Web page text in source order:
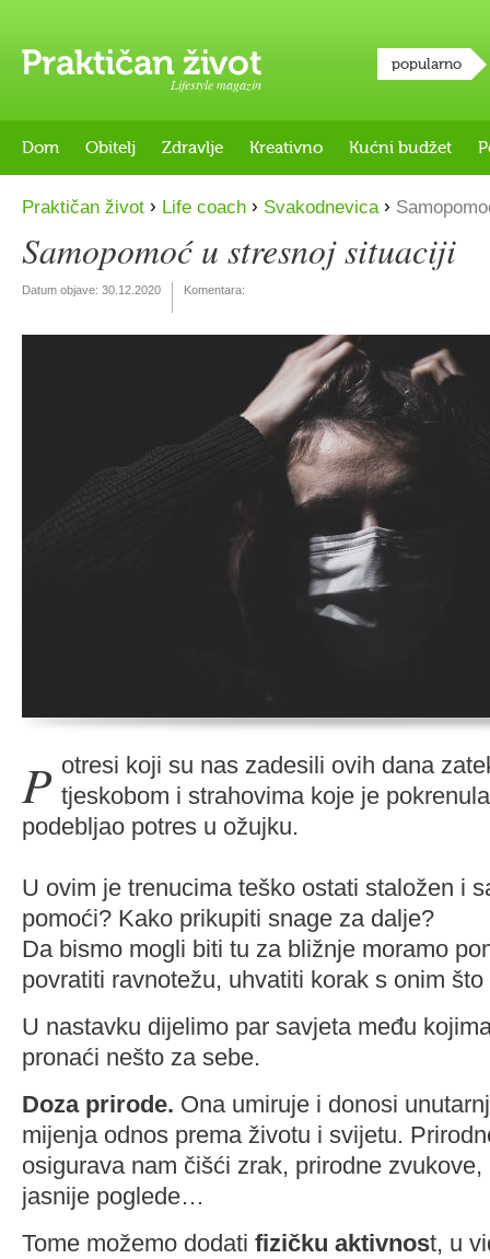
Lifestyle magazin
popularno
Dom Obitelj Zdravlje Kreativno Kućni budžet
Praktičan život › Life coach › Svakodnevica ›
Samopomoć u stresnoj situaciji
Datum objave: 30.12.2020 Komentara:
Potresi koji su nas zadesili ovih dana zatekli su nas načete tjeskobom i strahovima koje je
podebljao potres u ožujku.
U ovim je trenucima teško ostati staložen i
pomoći? Kako prikupiti snage za dalje?
Da bismo mogli biti tu za bližnje moramo
povratiti ravnotežu, uhvatiti korak s onim
U nastavku dijelimo par savjeta među
pronaći nešto za sebe.
Doza prirode. Ona umiruje i donosi
mijenja odnos prema životu i svijetu.
osigurava nam čišći zrak, prirodne
jasnije poglede…
Tome možemo dodati fizičku aktivnost, u